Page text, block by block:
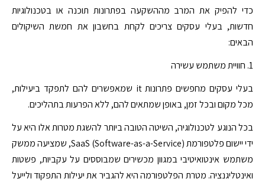
כדי להפיק את המרב מההשקעה בפתרונות תוכנה או בטכנולוגיות
חדשות, בעלי עסקים צריכים לקחת בחשבון את חמשת השיקולים
הבאים:
1. חוויית משתמש עשירה
בעלי עסקים מחפשים פתרונות it שמאפשרים להם לתפקד ביעילות,
מכל מקום ובכל זמן, באופן שמתאים להם, ללא הפרעות בתהליכים.
בכל הנוגע לטכנולוגיה, השיטה הטובה ביותר להשגת מטרות אלו היא על
ידי יישום פלטפורמת SaaS (Software-as-a-Service), שמציעה ממשק
משתמש אינטואיטיבי במגוון מכשירים שמבוססים על עקביות, פשטות
ואינטליגנציה. מטרת הפלטפורמה היא להגביר את יעילות התפקוד ולייעל